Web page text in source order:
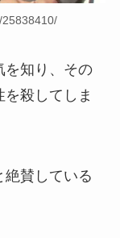
を知り、その
殺してしま
絶賛している